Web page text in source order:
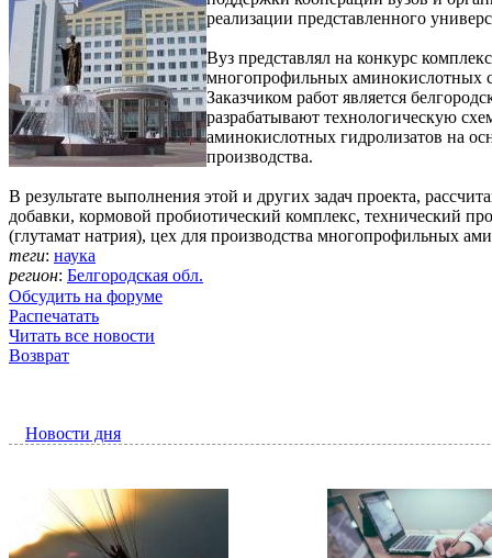
реализации представленного
Вуз представлял на конкурс
многопрофильных аминокислотных
Заказчиком работ является
разрабатывают технологическую
аминокислотных гидролизатов на
производства.
В результате выполнения этой и других задач проекта,
добавки, кормовой пробиотический комплекс, технический
(глутамат натрия), цех для производства многопрофильных
теги: наука
регион: Белгородская обл.
Обсудить на форуме
Распечатать
Читать все новости
Возврат
Новости дня